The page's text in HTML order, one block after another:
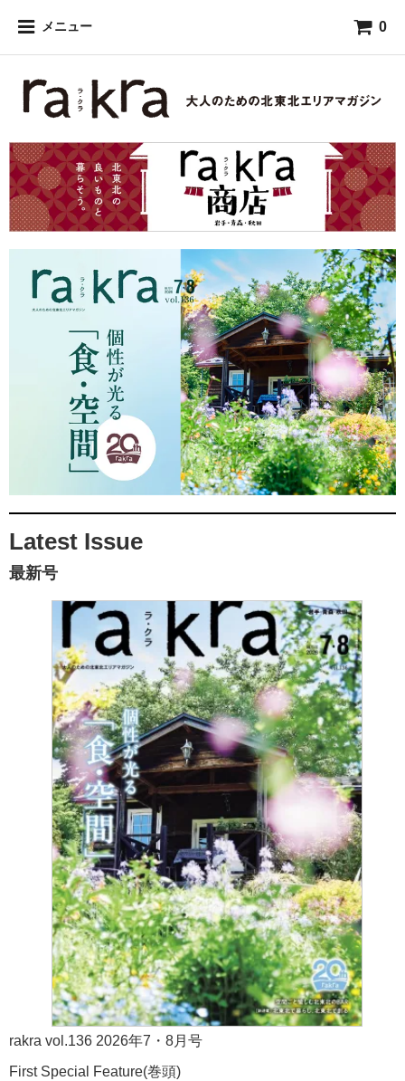
メニュー 0
Latest Issue
最新号
rakra vol.136 2026年7・8月号
First Special Feature(巻頭)